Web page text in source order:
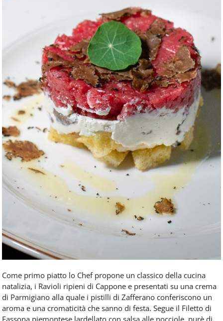
Come primo piatto lo Chef propone un classico della cucina
natalizia, i Ravioli ripieni di Cappone e presentati su una crema
di Parmigiano alla quale i pistilli di Zafferano conferiscono un
aroma e una cromaticità che sanno di festa. Segue il Filetto di